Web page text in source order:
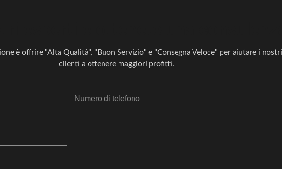
è offrire "Alta Qualità", "Buon Servizio" e "Consegna Veloce" per aiutare i nostri
clienti a ottenere maggiori profitti.